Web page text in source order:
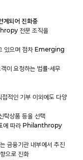
되어 진화중
전문 조직을
있으며 점차 Emerging
요청하는 법률·세무
적인 기부 이외에도 다양
탁상품 등을 선택
에 따라 Philanthropy
금융기관 내부에서 추진
으로 진화